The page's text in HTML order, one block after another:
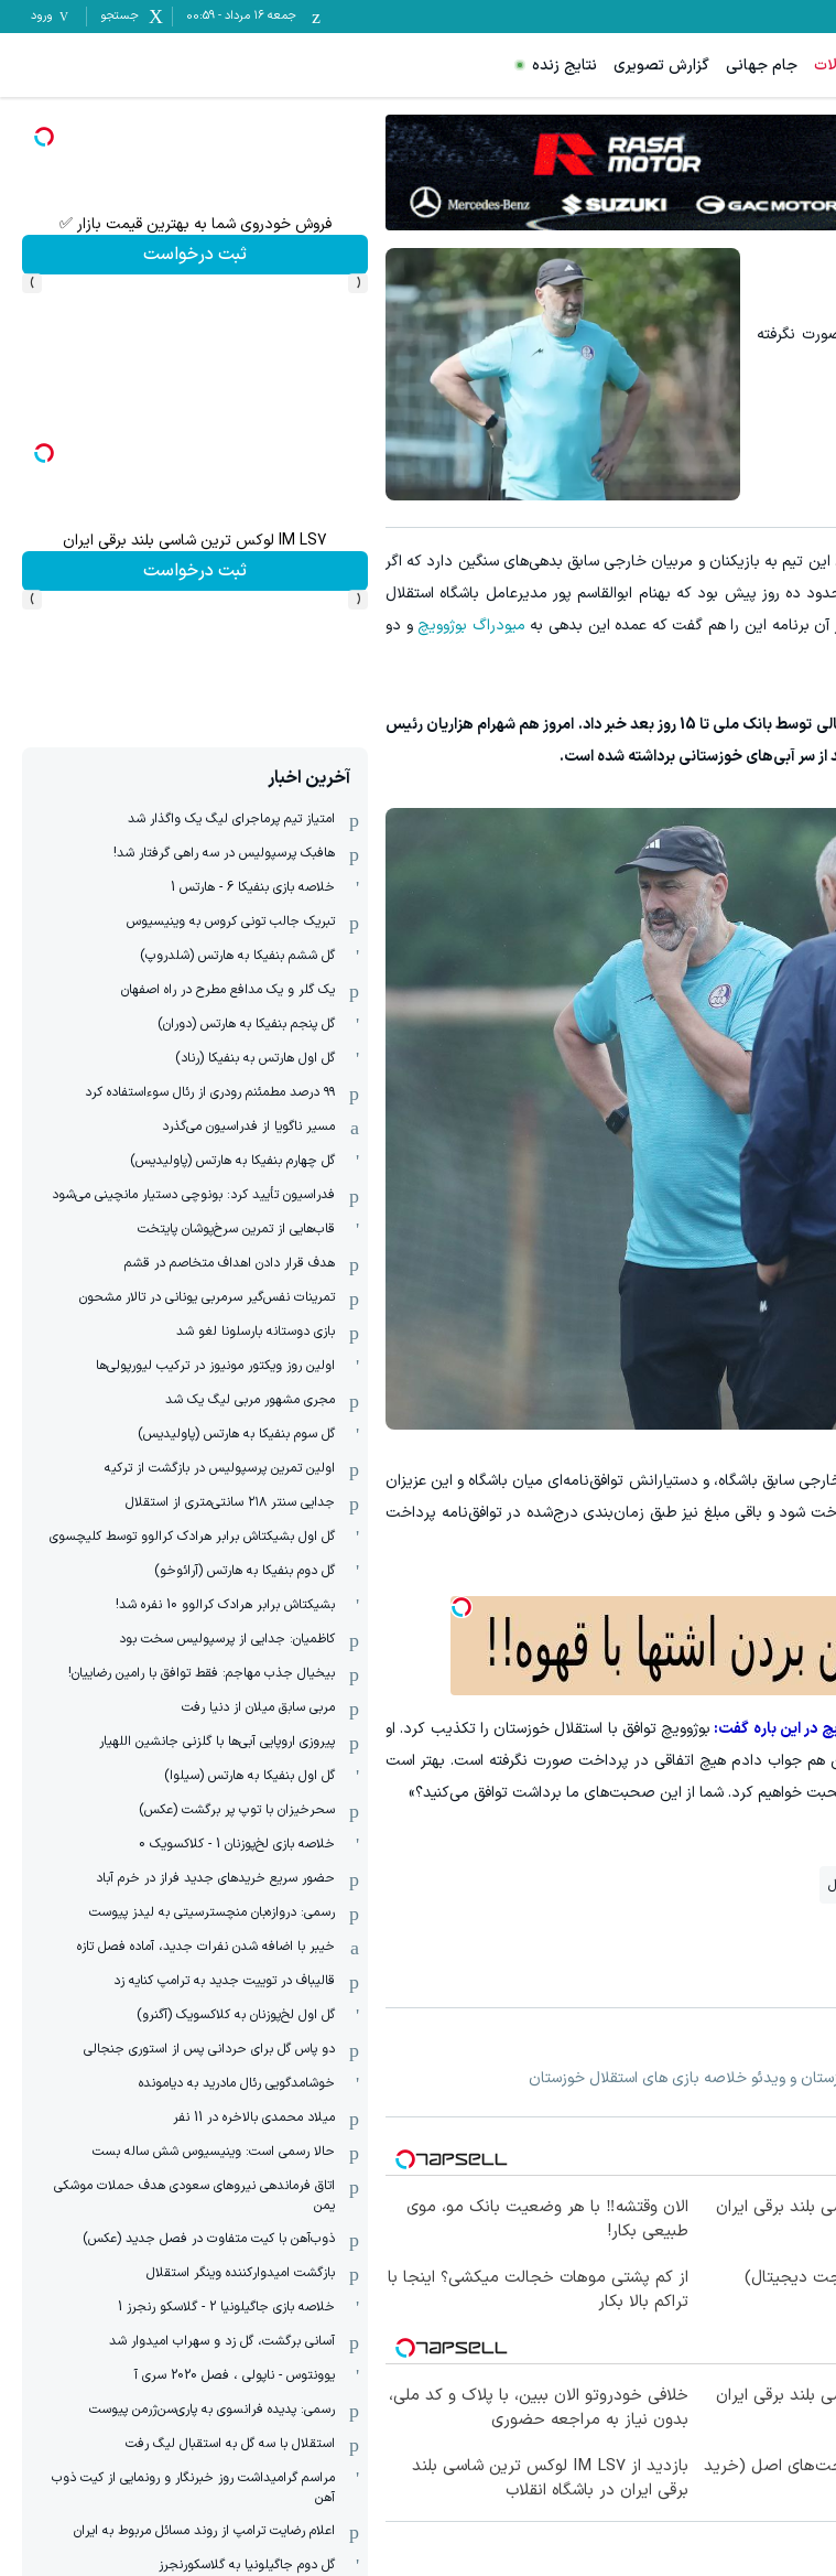
جمعه ۱۶ مرداد -
00:59 جستجو ورود
جام جهانی گزارش تصویری نتایج زنده
نگرفته
تیم به بازیکنان و مربیان خارجی سابق بدهی‌های سنگین دارد که اگر
روز پیش بود که بهنام ابوالقاسم پور مدیرعامل باشگاه استقلال
آن برنامه این را هم گفت که عمده این بدهی به میودراگ بوژوویچ و دو
بخش مهم صحبت‌های ده روز پیش ابوالقاسم پور آنجا بود که از تامین منابع مالی توسط بانک ملی تا 15 روز بعد خبر داد. امروز هم شهرام هزاریان رئیس
از سر آبی‌های خوزستانی برداشته شده است.
سابق باشگاه، و دستیارانش توافق‌نامه‌ای میان باشگاه و این عزیزان
شود و باقی مبلغ نیز طبق زمان‌بندی درج‌شده در توافق‌نامه پرداخت
در این باره گفت: بوژوویچ توافق با استقلال خوزستان را تکذیب کرد. او
جواب دادم هیچ اتفاقی در پرداخت صورت نگرفته است. بهتر است
خواهیم کرد. شما از این صحبت‌های ما برداشت توافق می‌کنید؟»
و ویدئو خلاصه بازی های استقلال خوزستان
الان وقتشه‼️ با هر وضعیت بانک مو، موی
طبیعی بکار!
دیجیتال)
از کم پشتی موهات خجالت میکشی؟ اینجا با
تراکم بالا بکار
خلافی خودروتو الان ببین، با پلاک و کد ملی،
بدون نیاز به مراجعه حضوری
اصل (خرید
بازدید از IM LS7 لوکس ترین شاسی بلند
برقی ایران در باشگاه انقلاب
فروش خودروی شما به بهترین قیمت بازار ✅
ثبت درخواست
‹
›
IM LS7 لوکس ترین شاسی بلند برقی ایران
ثبت درخواست
‹
›
آخرین اخبار
امتیاز تیم پرماجرای لیگ یک واگذار شد
هافبک پرسپولیس در سه راهی گرفتار شد!
خلاصه بازی بنفیکا 6 - هارتس 1
تبریک جالب تونی کروس به وینیسیوس
گل ششم بنفیکا به هارتس (شلدروپ)
یک گلر و یک مدافع مطرح در راه اصفهان
گل پنجم بنفیکا به هارتس (دوران)
گل اول هارتس به بنفیکا (رناد)
۹۹ درصد مطمئنم رودری از رئال سوءاستفاده کرد
مسیر ناگویا از فدراسیون می‌گذرد
گل چهارم بنفیکا به هارتس (پاولیدیس)
فدراسیون تأیید کرد: بونوچی دستیار مانچینی می‌شود
قاب‌هایی از تمرین سرخ‌پوشان پایتخت
هدف قرار دادن اهداف متخاصم در قشم
‏تمرینات نفس‌گیر سرمربی یونانی در تالار مشحون
بازی دوستانه بارسلونا لغو شد
اولین روز ویکتور مونیوز در ترکیب لیورپولی‌ها
مجری مشهور مربی لیگ یک شد
گل سوم بنفیکا به هارتس (پاولیدیس)
اولین تمرین پرسپولیس در بازگشت از ترکیه
جدایی سنتر ۲۱۸ سانتی‌متری از استقلال
گل اول بشیکتاش برابر هرادک کرالوو توسط کلیچسوی
گل دوم بنفیکا به هارتس (آرائوخو)
بشیکتاش برابر هرادک کرالوو 10 نفره شد!
کاظمیان: جدایی از پرسپولیس سخت بود
بیخیال جذب مهاجم: فقط توافق با رامین رضاییان!
مربی سابق میلان از دنیا رفت
پیروزی اروپایی آبی‌ها با گلزنی جانشین اللهیار
گل اول بنفیکا به هارتس (سیلوا)
سحرخیزان با توپ پر برگشت (عکس)
خلاصه بازی لخ‌پوزنان 1 - کلاکسویک 0
حضور سریع خریدهای جدید فراز در خرم آباد
رسمی: دروازه‌بان منچسترسیتی به لیدز پیوست
خیبر با اضافه شدن نفرات جدید، آماده فصل تازه
قالیباف در توییت جدید به ترامپ کنایه زد
گل اول لخ‌پوزنان به کلاکسویک (آگنرو)
دو پاس گل برای حردانی پس از استوری جنجالی
خوشامدگویی رئال مادرید به دیامونده
میلاد محمدی بالاخره در 11 نفر
حالا رسمی است: وینیسیوس شش ساله بست
اتاق فرماندهی نیروهای سعودی هدف حملات موشکی
یمن
ذوب‌آهن با کیت متفاوت در فصل جدید (عکس)
بازگشت امیدوارکننده وینگر استقلال
خلاصه بازی جاگیلونیا 2 - گلاسکو رنجرز 1
آسانی برگشت، گل زد و سهراب امیدوار شد
یوونتوس - ناپولی ، فصل 2020 سری آ
رسمی: پدیده فرانسوی به پاری‌سن‌ژرمن پیوست
استقلال با سه گل به استقبال لیگ رفت
مراسم گرامیداشت روز خبرنگار و رونمایی از کیت ذوب
آهن
اعلام رضایت ترامپ از روند مسائل مربوط به ایران
گل دوم جاگیلونیا به گلاسکورنجرز